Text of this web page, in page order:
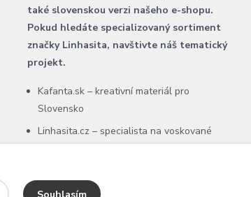
také slovenskou verzi našeho e-shopu.
Pokud hledáte specializovaný sortiment
značky Linhasita, navštivte náš tematický
projekt.
Kafanta.sk – kreativní materiál pro
Slovensko
Linhasita.cz – specialista na voskované
šňůry Linhasita
Souhlasím